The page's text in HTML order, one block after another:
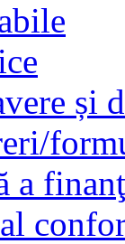
și
a